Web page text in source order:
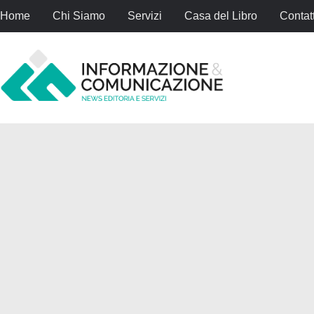
Home Chi Siamo Servizi Casa del Libro